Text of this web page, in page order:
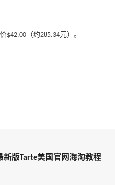
$42.00（约285.34元）。
新版Tarte美国官网海淘教程